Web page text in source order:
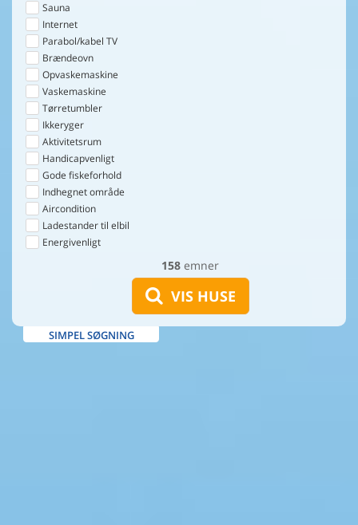
158 emner
VIS HUSE
Sauna
Internet
Parabol/kabel TV
Brændeovn
Opvaskemaskine
Vaskemaskine
Tørretumbler
Ikkeryger
Aktivitetsrum
Handicapvenligt
Gode fiskeforhold
Indhegnet område
Aircondition
Ladestander til elbil
Energivenligt
SIMPEL SØGNING